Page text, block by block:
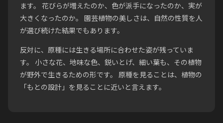
ます。 花びらが増えたのか、色が派手になったのか、実が
大きくなったのか。 園芸植物の美しさは、自然の性質を人
が選び続けた結果でもあります。
反対に、原種には生きる場所に合わせた姿が残っていま
す。 小さな花、地味な色、鋭いとげ、細い葉も、その植物
が野外で生きるための形です。 原種を見ることは、植物の
「もとの設計」を見ることに近いと言えます。